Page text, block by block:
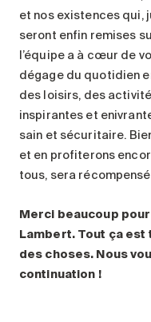
et nos existences qui,
seront enfin remises
l’équipe a à cœur de
dégage du quotidien
des loisirs, des
inspirantes et
sain et sécuritaire.
et en profiterons
tous, sera
Merci beaucoup
Lambert. Tout ça
des choses. Nous
continuation !